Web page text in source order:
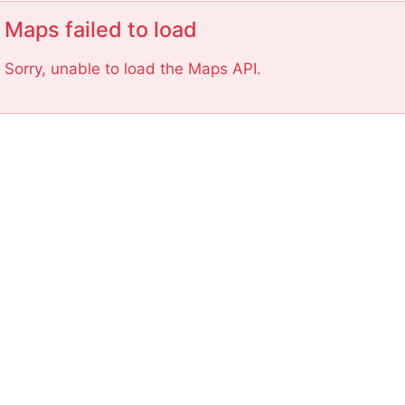
Maps failed to load
Sorry, unable to load the Maps API.